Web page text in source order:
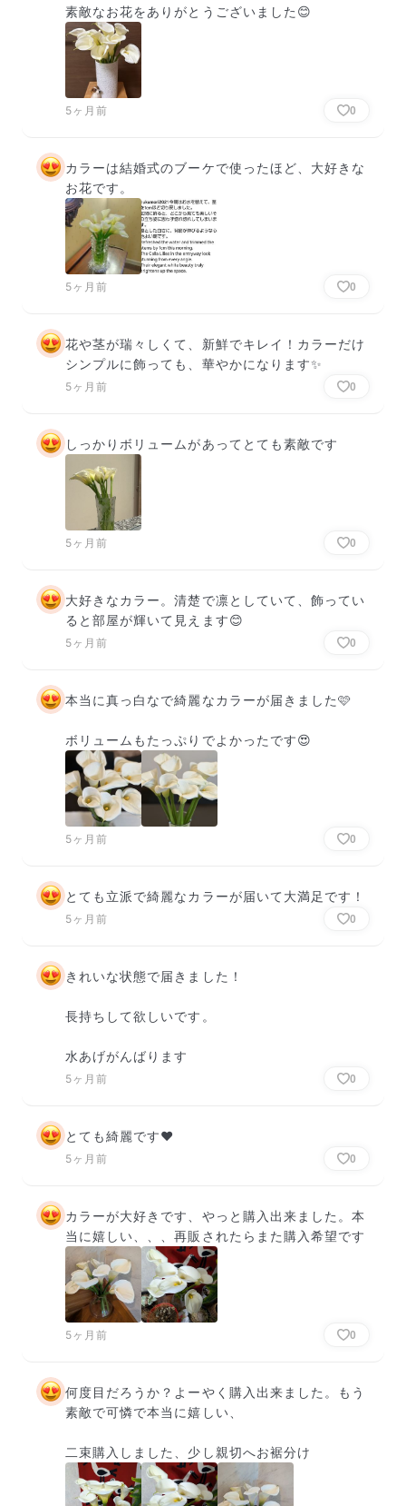
素敵なお花をありがとうございました😊
5ヶ月前 0
カラーは結婚式のブーケで使ったほど、大好きな
お花です。
5ヶ月前 0
花や茎が瑞々しくて、新鮮でキレイ！カラーだけ
シンプルに飾っても、華やかになります✨️
5ヶ月前 0
しっかりボリュームがあってとても素敵です
5ヶ月前 0
大好きなカラー。清楚で凛としていて、飾ってい
ると部屋が輝いて見えます😊
5ヶ月前 0
本当に真っ白なで綺麗なカラーが届きました🩷
ボリュームもたっぷりでよかったです😍
5ヶ月前 0
とても立派で綺麗なカラーが届いて大満足です！
5ヶ月前 0
きれいな状態で届きました！
長持ちして欲しいです。
水あげがんばります
5ヶ月前 0
とても綺麗です❤️
5ヶ月前 0
カラーが大好きです、やっと購入出来ました。本
当に嬉しい、、、再販されたらまた購入希望です
5ヶ月前 0
何度目だろうか？よーやく購入出来ました。もう
素敵で可憐で本当に嬉しい、
二束購入しました、少し親切へお裾分け